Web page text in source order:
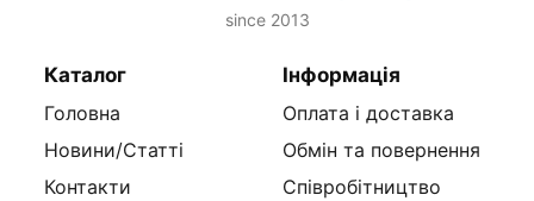
since 2013
Каталог
Головна
Новини/Статті
Контакти
Інформація
Оплата і доставка
Обмін та повернення
Співробітництво